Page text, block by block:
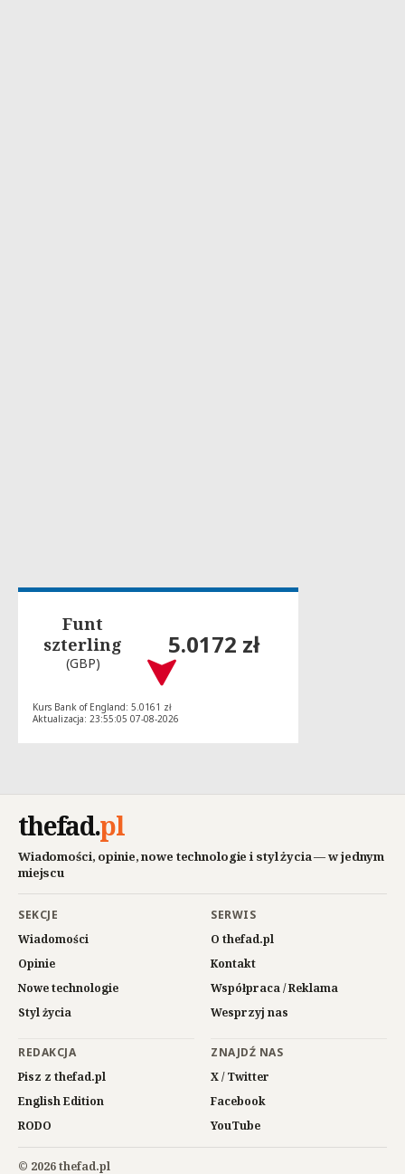
Funt
szterling
(GBP)
5.0172 zł
Kurs Bank of England: 5.0161 zł
Aktualizacja: 23:55:05 07-08-2026
thefad.pl
Wiadomości, opinie, nowe technologie i styl życia — w jednym
miejscu
SEKCJE
Wiadomości
Opinie
Nowe technologie
Styl życia
SERWIS
O thefad.pl
Kontakt
Współpraca / Reklama
Wesprzyj nas
REDAKCJA
Pisz z thefad.pl
English Edition
RODO
ZNAJDŹ NAS
X / Twitter
Facebook
YouTube
© 2026 thefad.pl